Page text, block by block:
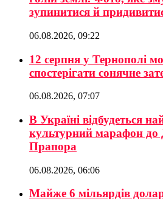
зупинитися й
06.08.2026, 09:22
12 серпня у Тернополі
спостерігати сонячне
06.08.2026, 07:07
В Україні відбудеться
культурний марафон до
Прапора
06.08.2026, 06:06
Майже 6 мільярдів